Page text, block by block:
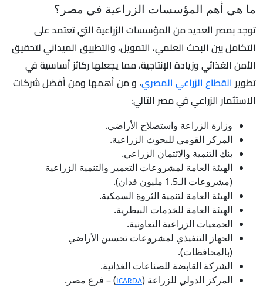
ما هي أهم المؤسسات الزراعية في مصر؟
توجد بمصر العديد من المؤسسات الزراعية التي تعتمد على
التكامل بين البحث العلمي، التمويل، والتطبيق الميداني لتحقيق
الأمن الغذائي وزيادة الإنتاجية، مما يجعلها ركائز أساسية في
تطويرالقطاع الزراعي المصري، و من أهمها ومن أفضل شركات
الاستثمار الزراعي في مصر التالي:
وزارة الزراعة واستصلاح الأراضي.
المركز القومي للبحوث الزراعية.
بنك التنمية والائتمان الزراعي.
الهيئة العامة لمشروعات التعمير والتنمية الزراعية
(مشروعات الـ1.5 مليون فدان).
الهيئة العامة لتنمية الثروة السمكية.
الهيئة العامة للخدمات البيطرية.
الجمعيات الزراعية التعاونية.
الجهاز التنفيذي لمشروعات تحسين الأراضي
(بالمحافظات).
الشركة القابضة للصناعات الغذائية.
المركز الدولي للزراعة (ICARDA ) – فرع مصر.